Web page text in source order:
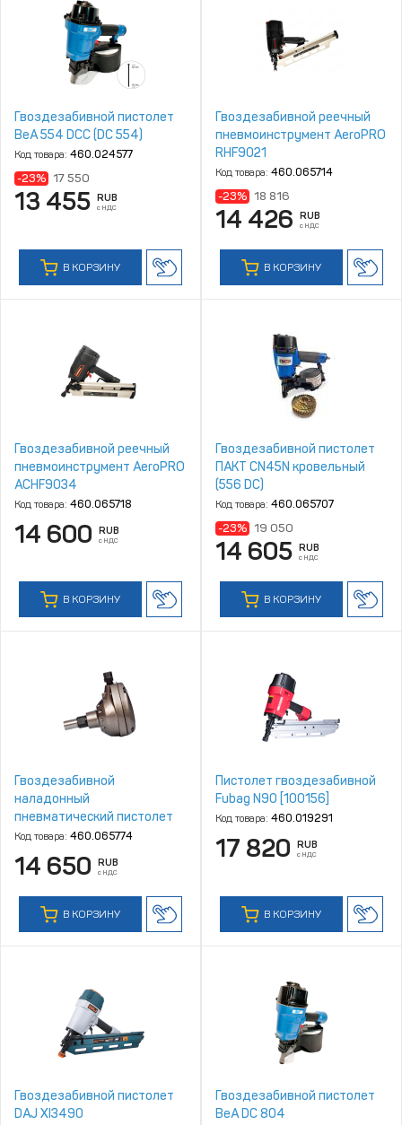
Гвоздезабивной пистолет
BeA 554 DCC (DC 554)
Код товара: 460.024577
-23% 17 550
13 455 RUB
с НДС
В КОРЗИНУ
Гвоздезабивной реечный
пневмоинструмент AeroPRO
RHF9021
Код товара: 460.065714
-23% 18 816
14 426 RUB
с НДС
В КОРЗИНУ
Гвоздезабивной реечный
пневмоинструмент AeroPRO
ACHF9034
Код товара: 460.065718
14 600 RUB
с НДС
В КОРЗИНУ
Гвоздезабивной пистолет
ПАКТ CN45N кровельный
(556 DC)
Код товара: 460.065707
-23% 19 050
14 605 RUB
с НДС
В КОРЗИНУ
Гвоздезабивной
наладонный
пневматический пистолет
Everwin HN100
Код товара: 460.065774
14 650 RUB
с НДС
В КОРЗИНУ
Пистолет гвоздезабивной
Fubag N90 [100156]
Код товара: 460.019291
17 820 RUB
с НДС
В КОРЗИНУ
Гвоздезабивной пистолет
DAJ XI3490
Гвоздезабивной пистолет
BeA DC 804